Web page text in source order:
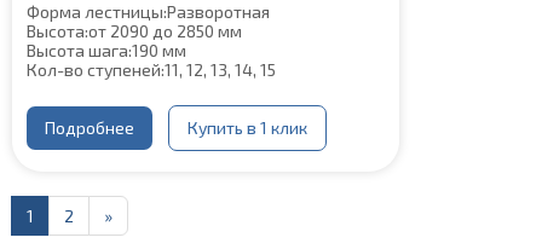
Форма лестницы:Разворотная
Высота:от 2090 до 2850 мм
Высота шага:190 мм
Кол-во ступеней:11, 12, 13, 14, 15
Глубина ступени:
300 мм
Материал каркаса:
Сталь
Материал ступеней:Сосна
Конструкция:
Угол наклона:
Подробнее Купить в 1 клик
1 2 »